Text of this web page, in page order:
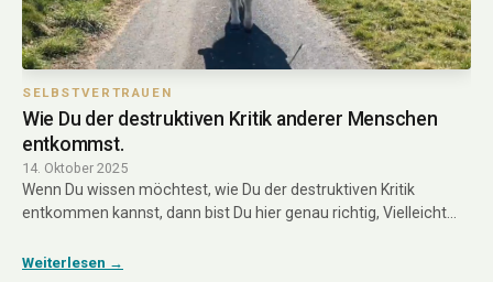
SELBSTVERTRAUEN
Wie Du der destruktiven Kritik anderer Menschen
entkommst.
14. Oktober 2025
Wenn Du wissen möchtest, wie Du der destruktiven Kritik
entkommen kannst, dann bist Du hier genau richtig, Vielleicht…
Weiterlesen →